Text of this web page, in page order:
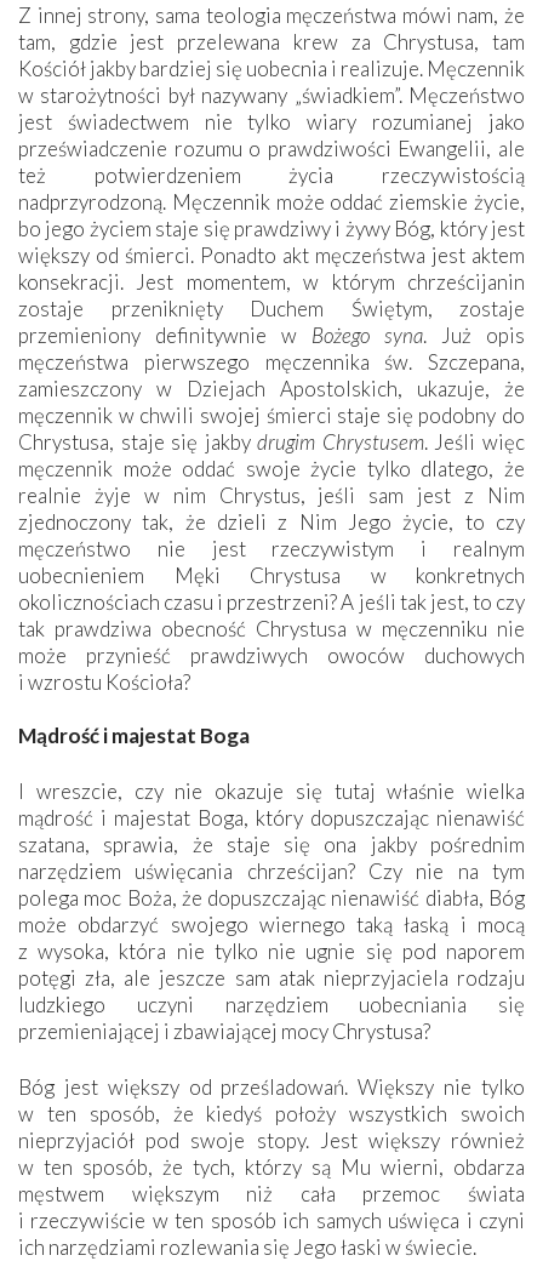
Z innej strony, sama teologia męczeństwa mówi nam, że
tam, gdzie jest przelewana krew za Chrystusa, tam
Kościół jakby bardziej się uobecnia i realizuje. Męczennik
w starożytności był nazywany „świadkiem”. Męczeństwo
jest świadectwem nie tylko wiary rozumianej jako
przeświadczenie rozumu o prawdziwości Ewangelii, ale
też potwierdzeniem życia rzeczywistością
nadprzyrodzoną. Męczennik może oddać ziemskie życie,
bo jego życiem staje się prawdziwy i żywy Bóg, który jest
większy od śmierci. Ponadto akt męczeństwa jest aktem
konsekracji. Jest momentem, w którym chrześcijanin
zostaje przeniknięty Duchem Świętym, zostaje
przemieniony definitywnie w Bożego syna. Już opis
męczeństwa pierwszego męczennika św. Szczepana,
zamieszczony w Dziejach Apostolskich, ukazuje, że
męczennik w chwili swojej śmierci staje się podobny do
Chrystusa, staje się jakbydrugim Chrystusem. Jeśli więc
męczennik może oddać swoje życie tylko dlatego, że
realnie żyje w nim Chrystus, jeśli sam jest z Nim
zjednoczony tak, że dzieli z Nim Jego życie, to czy
męczeństwo nie jest rzeczywistym i realnym
uobecnieniem Męki Chrystusa w konkretnych
okolicznościach czasu i przestrzeni? A jeśli tak jest, to czy
tak prawdziwa obecność Chrystusa w męczenniku nie
może przynieść prawdziwych owoców duchowych
i wzrostu Kościoła?
Mądrość i majestat Boga
I wreszcie, czy nie okazuje się tutaj właśnie wielka
mądrość i majestat Boga, który dopuszczając nienawiść
szatana, sprawia, że staje się ona jakby pośrednim
narzędziem uświęcania chrześcijan? Czy nie na tym
polega moc Boża, że dopuszczając nienawiść diabła, Bóg
może obdarzyć swojego wiernego taką łaską i mocą
z wysoka, która nie tylko nie ugnie się pod naporem
potęgi zła, ale jeszcze sam atak nieprzyjaciela rodzaju
ludzkiego uczyni narzędziem uobecniania się
przemieniającej i zbawiającej mocy Chrystusa?
Bóg jest większy od prześladowań. Większy nie tylko
w ten sposób, że kiedyś położy wszystkich swoich
nieprzyjaciół pod swoje stopy. Jest większy również
w ten sposób, że tych, którzy są Mu wierni, obdarza
męstwem większym niż cała przemoc świata
i rzeczywiście w ten sposób ich samych uświęca i czyni
ich narzędziami rozlewania się Jego łaski w świecie.